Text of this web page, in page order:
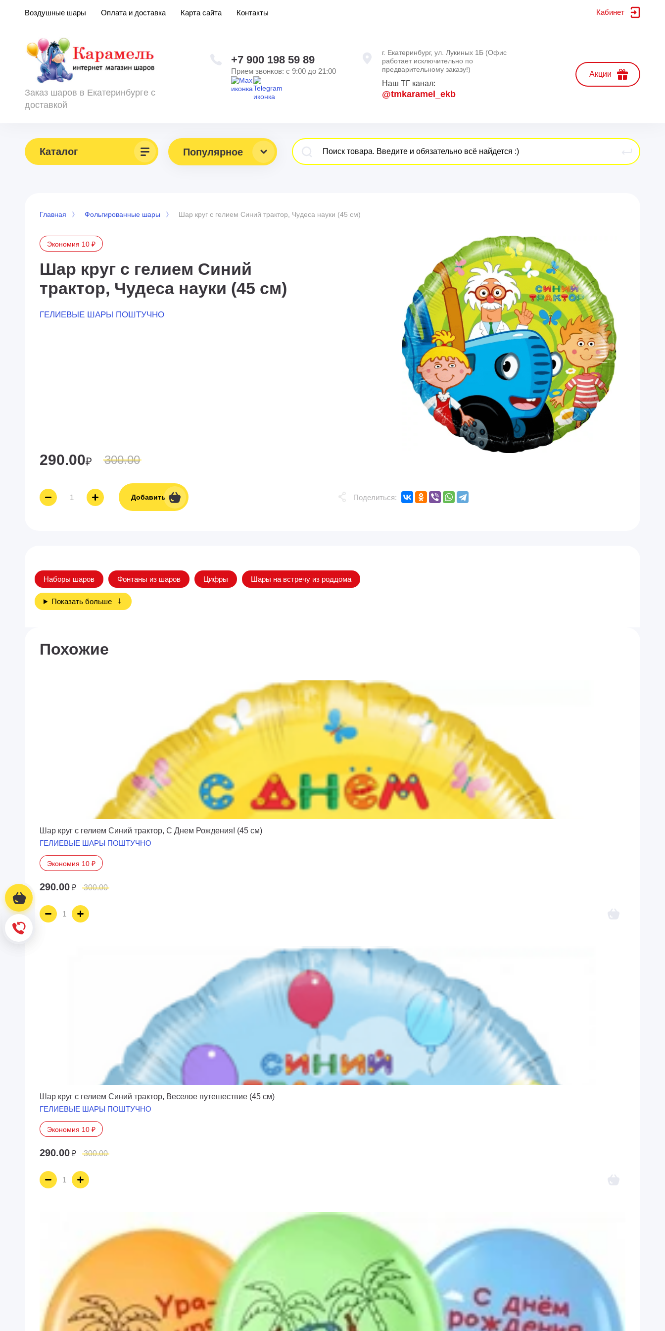
Воздушные шары Оплата и доставка Карта сайта Контакты Кабинет
Заказ шаров в Екатеринбурге с
доставкой
+7 900 198 59 89
Прием звонков: с 9:00 до 21:00
г. Екатеринбург, ул. Лукиных 1Б (Офис
работает исключительно по
предварительному заказу!)
Наш ТГ канал:
@tmkaramel_ekb
Акции
Каталог Популярное
Главная Фольгированные шары Шар круг с гелием Синий трактор, Чудеса науки (45 см)
Экономия 10 ₽
Шар круг с гелием Синий
трактор, Чудеса науки (45 см)
ГЕЛИЕВЫЕ ШАРЫ ПОШТУЧНО
300.00
290.00₽
Добавить Поделиться:
Наборы шаров Фонтаны из шаров Цифры Шары на встречу из роддома
Показать больше
Похожие
Шар круг с гелием Синий трактор, С Днем Рождения! (45 см)
ГЕЛИЕВЫЕ ШАРЫ ПОШТУЧНО
Экономия 10 ₽
290.00 ₽ 300.00
Шар круг с гелием Синий трактор, Веселое путешествие (45 см)
ГЕЛИЕВЫЕ ШАРЫ ПОШТУЧНО
Экономия 10 ₽
290.00 ₽ 300.00